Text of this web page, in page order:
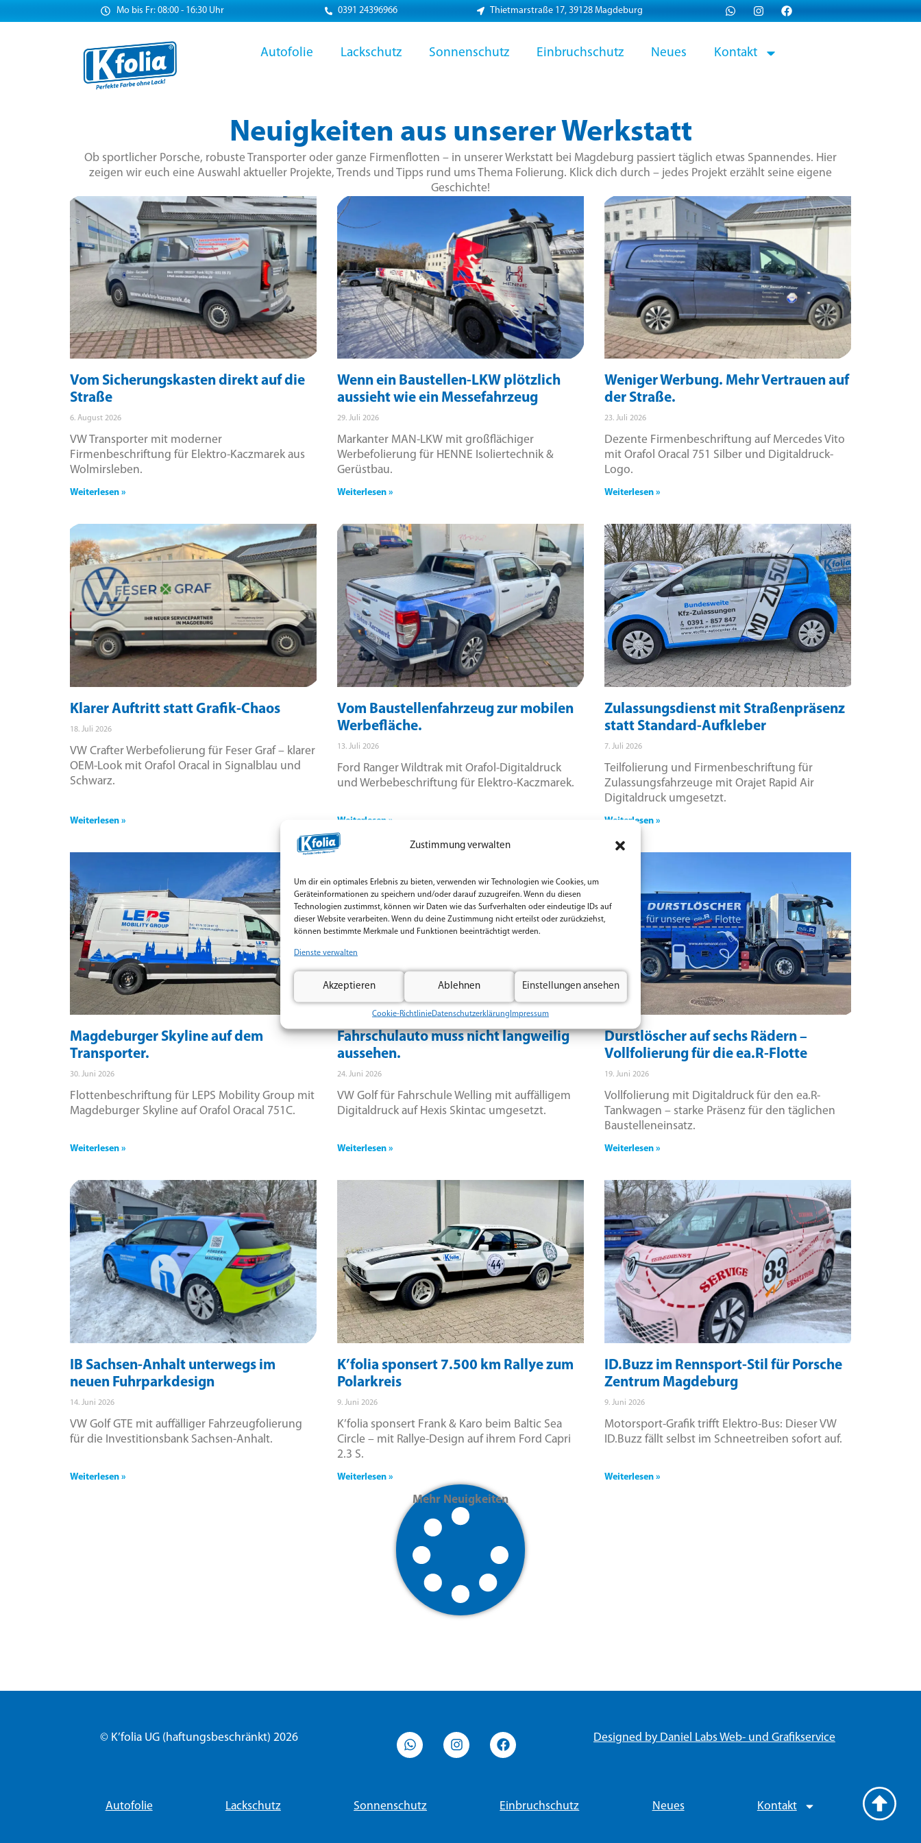
Zustimmung verwalten
Um dir ein optimales Erlebnis zu bieten, verwenden wir Technologien wie Cookies, um
Geräteinformationen zu speichern und/oder darauf zuzugreifen. Wenn du diesen
Technologien zustimmst, können wir Daten wie das Surfverhalten oder eindeutige IDs auf
dieser Website verarbeiten. Wenn du deine Zustimmung nicht erteilst oder zurückziehst,
können bestimmte Merkmale und Funktionen beeinträchtigt werden.
Dienste verwalten
Akzeptieren Ablehnen Einstellungen ansehen
Cookie-RichtlinieDatenschutzerklärung Impressum
Mo bis Fr: 08:00 - 16:30 Uhr 0391 24396966 Thietmarstraße 17, 39128 Magdeburg
Autofolie Lackschutz Sonnenschutz Einbruchschutz Neues Kontakt
Neuigkeiten aus unserer Werkstatt
Ob sportlicher Porsche, robuste Transporter oder ganze Firmenflotten – in unserer Werkstatt bei Magdeburg passiert täglich etwas Spannendes. Hier
zeigen wir euch eine Auswahl aktueller Projekte, Trends und Tipps rund ums Thema Folierung. Klick dich durch – jedes Projekt erzählt seine eigene
Geschichte!
Vom Sicherungskasten direkt auf die
Straße
6. August 2026
VW Transporter mit moderner
Firmenbeschriftung für Elektro-Kaczmarek aus
Wolmirsleben.
Weiterlesen »
Wenn ein Baustellen-LKW plötzlich
aussieht wie ein Messefahrzeug
29. Juli 2026
Markanter MAN-LKW mit großflächiger
Werbefolierung für HENNE Isoliertechnik &
Gerüstbau.
Weiterlesen »
Weniger Werbung. Mehr Vertrauen auf
der Straße.
23. Juli 2026
Dezente Firmenbeschriftung auf Mercedes Vito
mit Orafol Oracal 751 Silber und Digitaldruck-
Logo.
Weiterlesen »
Klarer Auftritt statt Grafik-Chaos
18. Juli 2026
VW Crafter Werbefolierung für Feser Graf – klarer
OEM-Look mit Orafol Oracal in Signalblau und
Schwarz.
Weiterlesen »
Vom Baustellenfahrzeug zur mobilen
Werbefläche.
13. Juli 2026
Ford Ranger Wildtrak mit Orafol-Digitaldruck
und Werbebeschriftung für Elektro-Kaczmarek.
Weiterlesen »
Zulassungsdienst mit Straßenpräsenz
statt Standard-Aufkleber
7. Juli 2026
Teilfolierung und Firmenbeschriftung für
Zulassungsfahrzeuge mit Orajet Rapid Air
Digitaldruck umgesetzt.
Weiterlesen »
Magdeburger Skyline auf dem
Transporter.
30. Juni 2026
Flottenbeschriftung für LEPS Mobility Group mit
Magdeburger Skyline auf Orafol Oracal 751C.
Weiterlesen »
Fahrschulauto muss nicht langweilig
aussehen.
24. Juni 2026
VW Golf für Fahrschule Welling mit auffälligem
Digitaldruck auf Hexis Skintac umgesetzt.
Weiterlesen »
Durstlöscher auf sechs Rädern –
Vollfolierung für die ea.R-Flotte
19. Juni 2026
Vollfolierung mit Digitaldruck für den ea.R-
Tankwagen – starke Präsenz für den täglichen
Baustelleneinsatz.
Weiterlesen »
IB Sachsen-Anhalt unterwegs im
neuen Fuhrparkdesign
14. Juni 2026
VW Golf GTE mit auffälliger Fahrzeugfolierung
für die Investitionsbank Sachsen-Anhalt.
Weiterlesen »
K’folia sponsert 7.500 km Rallye zum
Polarkreis
9. Juni 2026
K’folia sponsert Frank & Karo beim Baltic Sea
Circle – mit Rallye-Design auf ihrem Ford Capri
2.3 S.
Weiterlesen »
ID.Buzz im Rennsport-Stil für Porsche
Zentrum Magdeburg
9. Juni 2026
Motorsport-Grafik trifft Elektro-Bus: Dieser VW
ID.Buzz fällt selbst im Schneetreiben sofort auf.
Weiterlesen »
Mehr Neuigkeiten
© K’folia UG (haftungsbeschränkt) 2026 Designed by Daniel Labs Web- und Grafikservice
Autofolie Lackschutz Sonnenschutz Einbruchschutz Neues Kontakt